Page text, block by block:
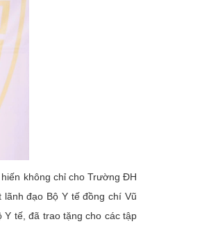
không chỉ cho Trường ĐH
đạo Bộ Y tế đồng chí Vũ
tế, đã trao tặng cho các tập